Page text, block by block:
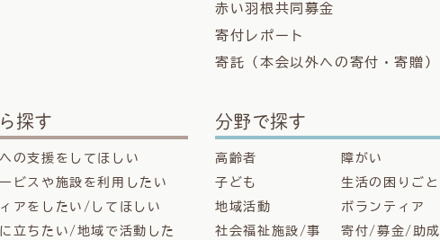
赤い羽根共同募金
寄付レポート
寄託（本会以外への寄付・寄贈）
探す
の支援をしてほしい
ビスや施設を利用したい
アをしたい/してほしい
立ちたい/地域で活動した
分野で探す
高齢者
障がい
子ども
生活の困りごと
地域活動
ボランティア
社会福祉施設/事
寄付/募金/助成